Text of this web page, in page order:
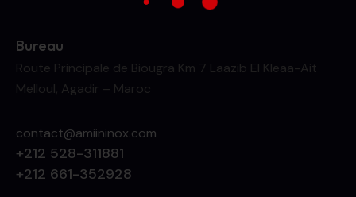
Bureau
Route Principale de Biougra Km 7 Laazib El Kleaa-Ait
Melloul, Agadir – Maroc
contact@amiininox.com
+212 528-311881
+212 661-352928